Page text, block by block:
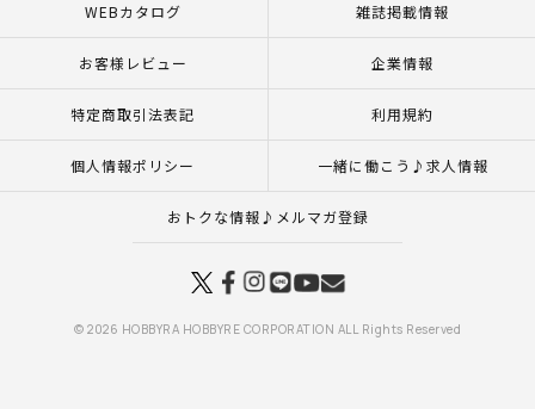
WEBカタログ 雑誌掲載情報
お客様レビュー 企業情報
特定商取引法表記 利用規約
個人情報ポリシー 一緒に働こう♪求人情報
おトクな情報♪メルマガ登録
© 2026 HOBBYRA HOBBYRE CORPORATION ALL Rights Reserved